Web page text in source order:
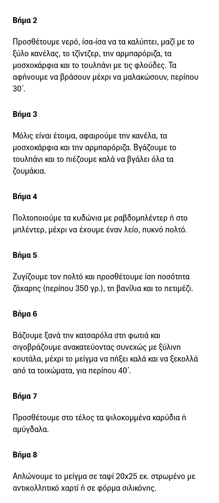
Βήμα 2
Προσθέτουμε νερό, ίσα-ίσα να τα καλύπτει, μαζί με το
ξύλο κανέλας, το τζίντζερ, την αρμπαρόριζα, τα
μοσχοκάρφια και το τουλπάνι με τις φλούδες. Τα
αφήνουμε να βράσουν μέχρι να μαλακώσουν, περίπου
30΄.
Βήμα 3
Μόλις είναι έτοιμα, αφαιρούμε την κανέλα, τα
μοσχοκάρφια και την αρμπαρόριζα. Βγάζουμε το
τουλπάνι και το πιέζουμε καλά να βγάλει όλα τα
ζουμάκια.
Βήμα 4
Πολτοποιούμε τα κυδώνια με ραβδομπλέντερ ή στο
μπλέντερ, μέχρι να έχουμε έναν λείο, πυκνό πολτό.
Βήμα 5
Ζυγίζουμε τον πολτό και προσθέτουμε ίση ποσότητα
ζάχαρης (περίπου 350 γρ.), τη βανίλια και το πετιμέζι.
Βήμα 6
Βάζουμε ξανά την κατσαρόλα στη φωτιά και
σιγοβράζουμε ανακατεύοντας συνεχώς με ξύλινη
κουτάλα, μέχρι το μείγμα να πήξει καλά και να ξεκολλά
από τα τοιχώματα, για περίπου 40΄.
Βήμα 7
Προσθέτουμε στο τέλος τα ψιλοκομμένα καρύδια ή
αμύγδαλα.
Βήμα 8
Απλώνουμε το μείγμα σε ταψί 20x25 εκ. στρωμένο με
αντικολλητικό χαρτί ή σε φόρμα σιλικόνης.